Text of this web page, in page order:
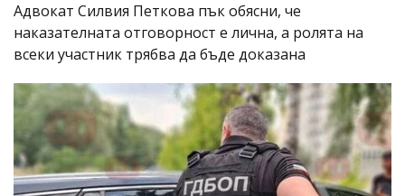
Адвокат Силвия Петкова пък обясни, че
наказателната отговорност е лична, а ролята на
всеки участник трябва да бъде доказана